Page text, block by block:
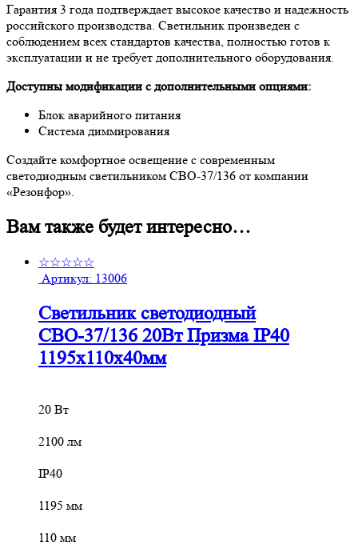
Гарантия 3 года подтверждает высокое качество и надежность
российского производства. Светильник произведен с
соблюдением всех стандартов качества, полностью готов к
эксплуатации и не требует дополнительного оборудования.
Доступны модификации с дополнительными опциями:
Блок аварийного питания
Система диммирования
Создайте комфортное освещение с современным
светодиодным светильником СВО-37/136 от компании
«Резонфор».
Вам также будет интересно…
☆☆☆☆☆
Артикул: 13006
Светильник светодиодный
СВО-37/136 20Вт Призма IP40
1195х110х40мм
20 Вт
2100 лм
IP40
1195 мм
110 мм